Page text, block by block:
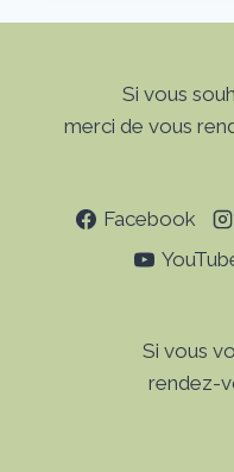
Si vous
merci de vous
Facebook
Si vous
rendez-